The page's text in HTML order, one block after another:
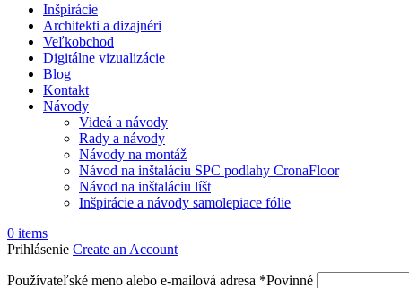
Inšpirácie
Architekti a dizajnéri
Veľkobchod
Digitálne vizualizácie
Blog
Kontakt
Návody
Videá a návody
Rady a návody
Návody na montáž
Návod na inštaláciu SPC podlahy CronaFloor
Návod na inštaláciu líšt
Inšpirácie a návody samolepiace fólie
0 items
Prihlásenie Create an Account
Používateľské meno alebo e-mailová adresa *Povinné